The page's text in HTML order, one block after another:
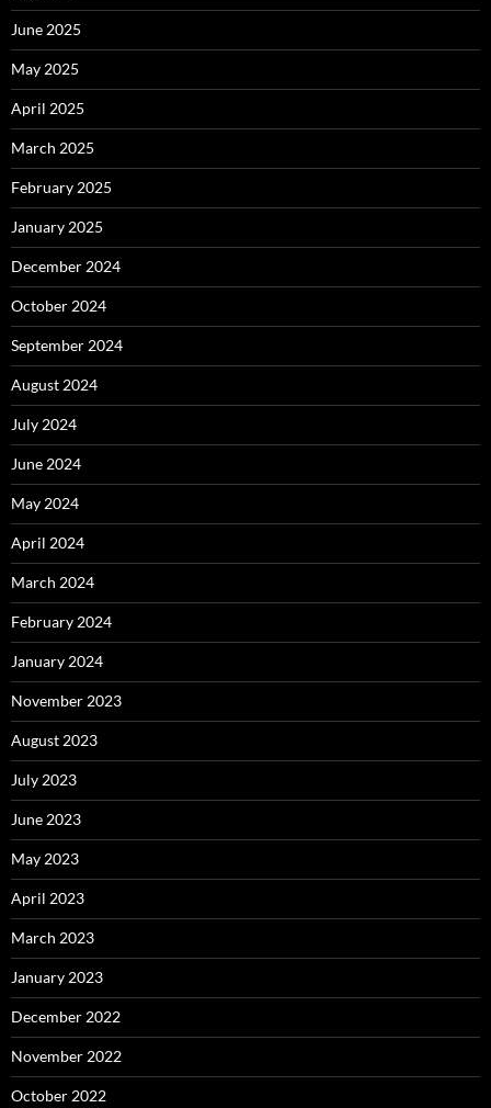
June 2025
May 2025
April 2025
March 2025
February 2025
January 2025
December 2024
October 2024
September 2024
August 2024
July 2024
June 2024
May 2024
April 2024
March 2024
February 2024
January 2024
November 2023
August 2023
July 2023
June 2023
May 2023
April 2023
March 2023
January 2023
December 2022
November 2022
October 2022